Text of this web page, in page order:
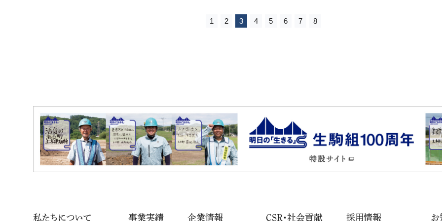
1 2 3 4 5 6 7 8
私たちについて 事業実績 企業情報 CSR・社会貢献 採用情報 お